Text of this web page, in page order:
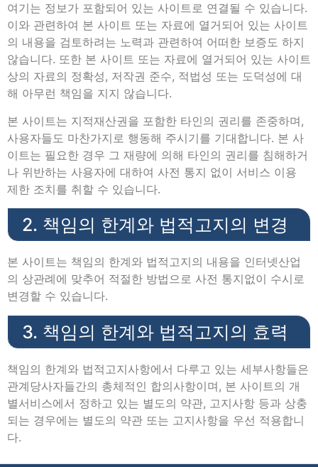
여기는 정보가 포함되어 있는 사이트로 연결될 수 있습니다.
이와 관련하여 본 사이트 또는 자료에 열거되어 있는 사이트
의 내용을 검토하려는 노력과 관련하여 어떠한 보증도 하지
않습니다. 또한 본 사이트 또는 자료에 열거되어 있는 사이트
상의 자료의 정확성, 저작권 준수, 적법성 또는 도덕성에 대
해 아무런 책임을 지지 않습니다.
본 사이트는 지적재산권을 포함한 타인의 권리를 존중하며,
사용자들도 마찬가지로 행동해 주시기를 기대합니다. 본 사
이트는 필요한 경우 그 재량에 의해 타인의 권리를 침해하거
나 위반하는 사용자에 대하여 사전 통지 없이 서비스 이용
제한 조치를 취할 수 있습니다.
2. 책임의 한계와 법적고지의 변경
본 사이트는 책임의 한계와 법적고지의 내용을 인터넷산업
의 상관례에 맞추어 적절한 방법으로 사전 통지없이 수시로
변경할 수 있습니다.
3. 책임의 한계와 법적고지의 효력
책임의 한계와 법적고지사항에서 다루고 있는 세부사항들은
관계당사자들간의 총체적인 합의사항이며, 본 사이트의 개
별서비스에서 정하고 있는 별도의 약관, 고지사항 등과 상충
되는 경우에는 별도의 약관 또는 고지사항을 우선 적용합니
다.